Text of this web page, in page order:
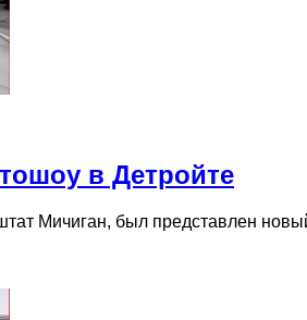
в Детройте
Мичиган, был представлен